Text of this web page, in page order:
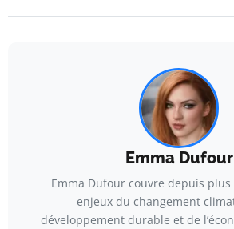
Emma Dufour
Emma Dufour couvre depuis plus
enjeux du changement
développement durable et de